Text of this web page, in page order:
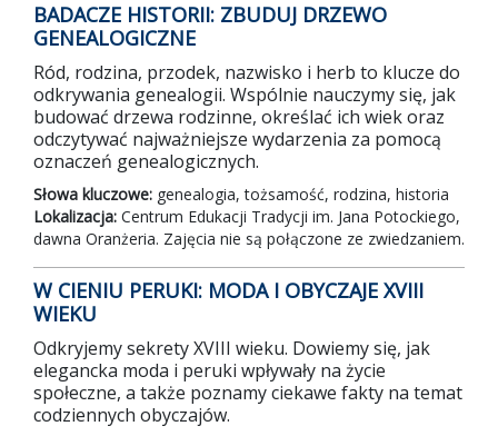
BADACZE HISTORII: ZBUDUJ DRZEWO
GENEALOGICZNE
Ród, rodzina, przodek, nazwisko i herb to klucze do
odkrywania genealogii. Wspólnie nauczymy się, jak
budować drzewa rodzinne, określać ich wiek oraz
odczytywać najważniejsze wydarzenia za pomocą
oznaczeń genealogicznych.
Słowa kluczowe: genealogia, tożsamość, rodzina, historia
Lokalizacja: Centrum Edukacji Tradycji im. Jana Potockiego,
dawna Oranżeria. Zajęcia nie są połączone ze zwiedzaniem.
W CIENIU PERUKI: MODA I OBYCZAJE XVIII
WIEKU
Odkryjemy sekrety XVIII wieku. Dowiemy się, jak
elegancka moda i peruki wpływały na życie
społeczne, a także poznamy ciekawe fakty na temat
codziennych obyczajów.